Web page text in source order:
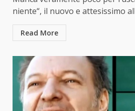
niente“, il nuovo e attesissimo
Read More